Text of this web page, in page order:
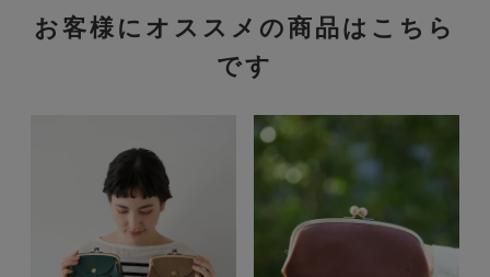
お客様にオススメの商品はこちら
です